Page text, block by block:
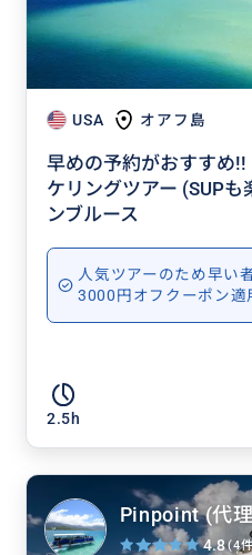
USA オアフ島
早めの予約がおすすめ
ケリングツアー (SUP
ンブルース
人気ツアーのため早い
3000円オフクーポン適
2.5h
Pinpoint (代
4.8(4